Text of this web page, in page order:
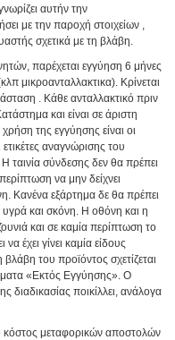
αυτήν την
με την παροχή στοιχείων ,
σχετικά με τη βλάβη.
παρέχεται εγγύηση 6 μήνες
μικροανταλλακτικα). Κρίνεται
. Κάθε ανταλλακτικό πριν
και είναι σε άριστη
της εγγύησης είναι οι
αναγνώρισης του
ταινία σύνδεσης δεν θα πρέπει
να μην δείχνει
Κανένα εξάρτημα δε θα πρέπει
και σκόνη. Η οθόνη και η
και σε καμία περίπτωση το
έχει γίνει καμία είδους
του προϊόντος σχετίζεται
«Εκτός Εγγύησης». Ο
διαδικασίας ποικίλλει, ανάλογα
κόστος μεταφορικών αποστολών